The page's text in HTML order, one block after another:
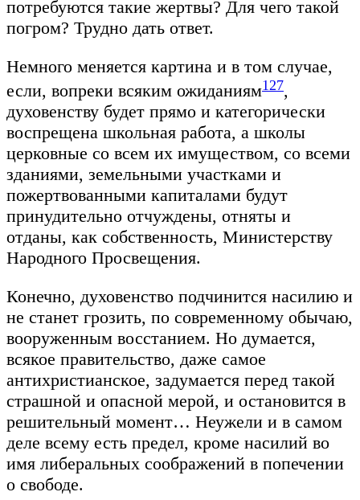
потребуются такие жертвы? Для чего такой
погром? Трудно дать ответ.
Немного меняется картина и в том случае,
если, вопреки всяким ожиданиям127,
духовенству будет прямо и категорически
воспрещена школьная работа, а школы
церковные со всем их имуществом, со всеми
зданиями, земельными участками и
пожертвованными капиталами будут
принудительно отчуждены, отняты и
отданы, как собственность, Министерству
Народного Просвещения.
Конечно, духовенство подчинится насилию и
не станет грозить, по современному обычаю,
вооруженным восстанием. Но думается,
всякое правительство, даже самое
антихристианское, задумается перед такой
страшной и опасной мерой, и остановится в
решительный момент… Неужели и в самом
деле всему есть предел, кроме насилий во
имя либеральных соображений в попечении
о свободе.